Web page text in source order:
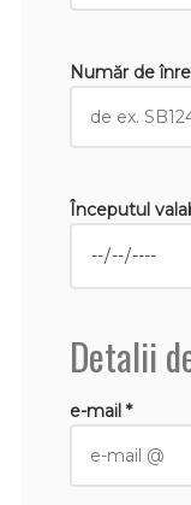
Număr de
Începutul
Detalii
e-mail *